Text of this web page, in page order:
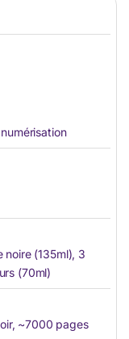
noire (135ml), 3
(70ml)
~7000 pages